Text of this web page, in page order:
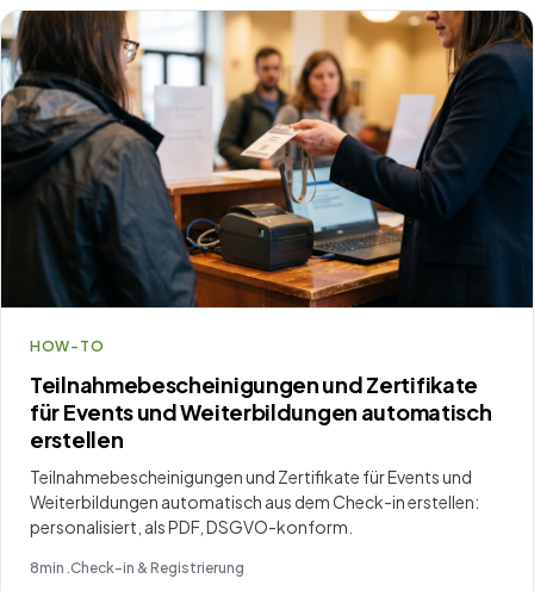
HOW-TO
Teilnahmebescheinigungen und Zertifikate
für Events und Weiterbildungen automatisch
erstellen
Teilnahmebescheinigungen und Zertifikate für Events und
Weiterbildungen automatisch aus dem Check-in erstellen:
personalisiert, als PDF, DSGVO-konform.
8min .Check-in & Registrierung